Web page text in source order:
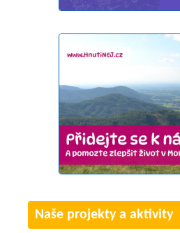
Naše projekty a aktivity